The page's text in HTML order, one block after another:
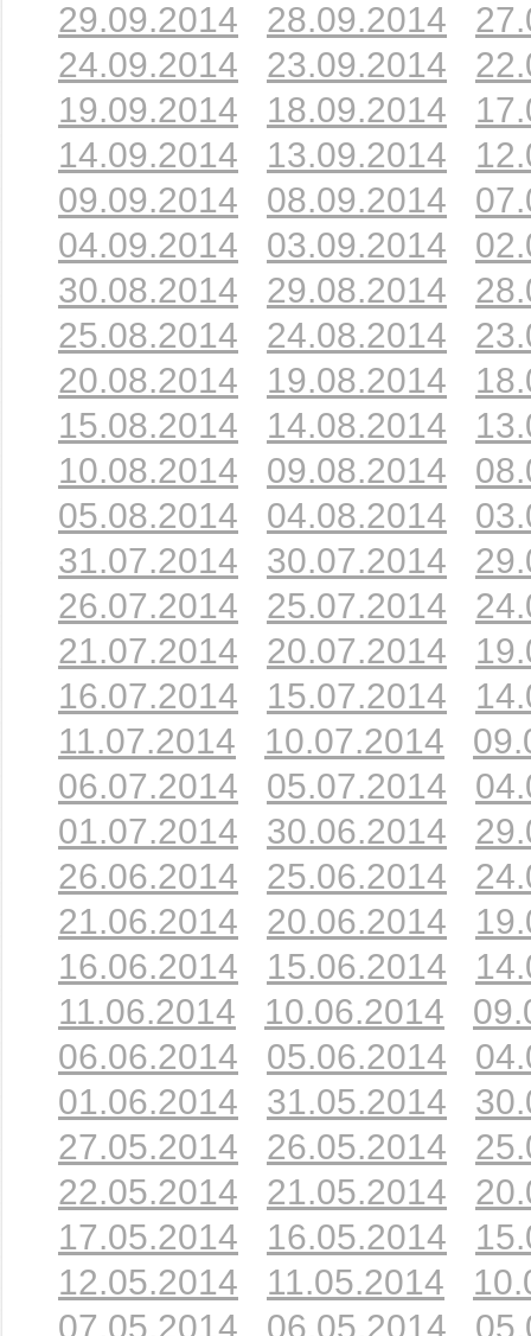
29.09.2014 28.09.2014
24.09.2014
23.09.2014
19.09.2014
18.09.2014
14.09.2014
13.09.2014
09.09.2014
08.09.2014
04.09.2014
03.09.2014
30.08.2014
29.08.2014
25.08.2014
24.08.2014
20.08.2014
19.08.2014
15.08.2014
14.08.2014
10.08.2014
09.08.2014
05.08.2014
04.08.2014
31.07.2014
30.07.2014
26.07.2014
25.07.2014
21.07.2014
20.07.2014
16.07.2014
15.07.2014
11.07.2014
10.07.2014
06.07.2014
05.07.2014
01.07.2014
30.06.2014
26.06.2014
25.06.2014
21.06.2014
20.06.2014
16.06.2014
15.06.2014
11.06.2014
10.06.2014
06.06.2014
05.06.2014
01.06.2014
31.05.2014
27.05.2014
26.05.2014
22.05.2014
21.05.2014
17.05.2014
16.05.2014
12.05.2014
11.05.2014
07.05.2014
06.05.2014